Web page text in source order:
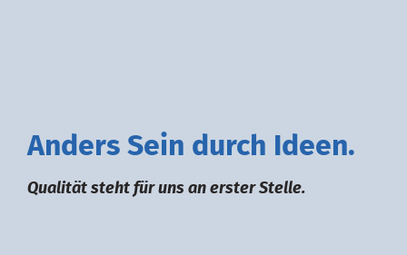
Anders Sein durch deen.
Qualität steht für uns an erster Stelle.